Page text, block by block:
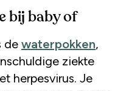
bij baby of
de waterpokken,
ziekte
herpesvirus. Je